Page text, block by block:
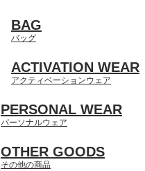
BAG
バッグ
ACTIVATION WEAR
アクティベーションウェア
PERSONAL WEAR
パーソナルウェア
OTHER GOODS
その他の商品